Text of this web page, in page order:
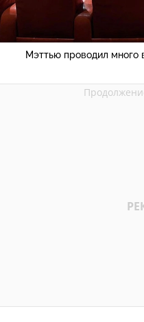
Мэттью проводил много